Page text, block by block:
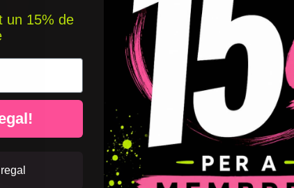
un 15% de